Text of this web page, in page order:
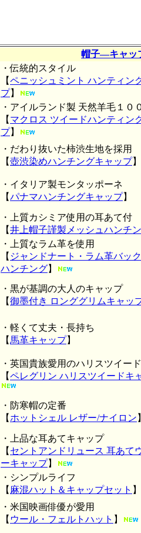
帽子―キャッ
・伝統的スタイル
【ペニッシュミント ハンティン
プ】
・アイルランド製 天然羊毛１０
【 マクロス ツイードハンティン
プ】
・だわり抜いた柿渋生地を採用
【壺渋染めハンチングキャップ】
・イタリア製モンタッポーネ
【パナマハンチングキャップ】
・上質カシミア使用の耳あて付
【井上帽子謹製メッシュハンチ
・上質なラム革を使用
【 ジャンドナート・ラム革バッ
ハンチング】
・黒が基調の大人のキャップ
【御墨付き ロンググリムキャッ
・軽くて丈夫・長持ち
【 馬革キャップ】
・英国貴族愛用のハリスツイード
【ペレグリン ハリスツイードキ
・防寒帽の定番
【 ホットシェル レザー/ナイロン
・上品な耳あてキャップ
【 セントアンドリュース 耳あて
ーキャップ】
・シンプルライフ
【 麻混ハット＆キャップセット 】
・米国映画俳優が愛用
【 ウール・フェルトハット 】